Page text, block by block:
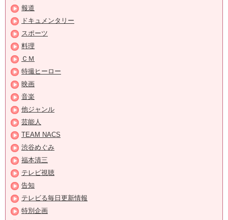
報道
ドキュメンタリー
スポーツ
料理
ＣＭ
特撮ヒーロー
映画
音楽
他ジャンル
芸能人
TEAM NACS
渋谷めぐみ
福本清三
テレビ視聴
告知
テレビる毎日更新情報
特別企画